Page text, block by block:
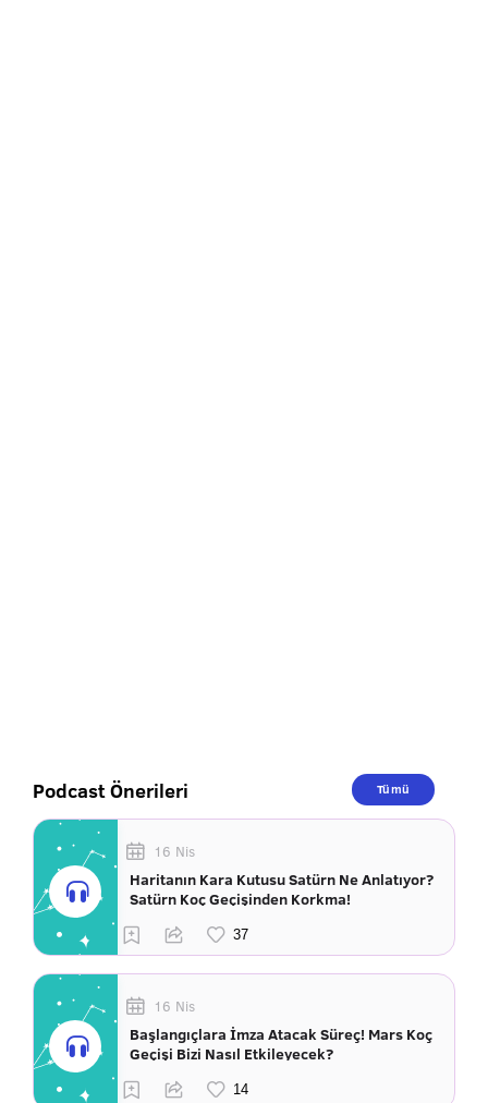
Podcast Önerileri Tümü
16 Nis
Haritanın Kara Kutusu Satürn Ne Anlatıyor?
Satürn Koç Geçişinden Korkma!
16 Nis
Başlangıçlara İmza Atacak Süreç! Mars Koç
Geçişi Bizi Nasıl Etkileyecek?